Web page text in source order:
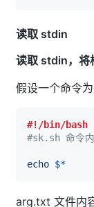
读取 stdin
读取 stdin，将
假设一个命令
#!/bin/bash
#sk.sh 命令内
echo $*
arg.txt 文件内容